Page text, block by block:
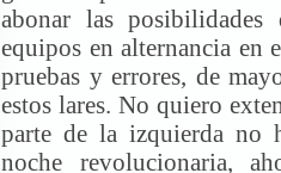
abonar las posibilidades
equipos en alternancia en
pruebas y errores, de
estos lares. No quiero
parte de la izquierda no
noche revolucionaria,